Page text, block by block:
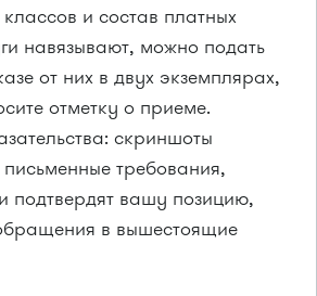
и состав платных
навязывают, можно подать
от них в двух экземплярах,
отметку о приеме.
скриншоты
требования,
подтвердят вашу позицию,
в вышестоящие